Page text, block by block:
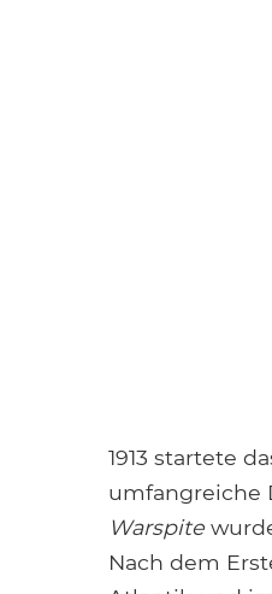
1913 startete
umfangreiche
Warspite
Nach dem